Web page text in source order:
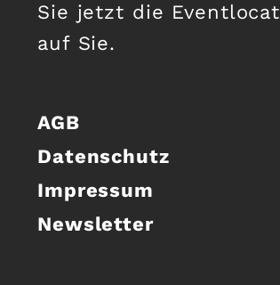
Sie jetzt die
auf Sie.
AGB
Datenschutz
Impressum
Newsletter